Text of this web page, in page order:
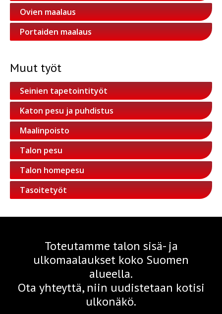
Ovien maalaus
Portaiden maalaus
Muut työt
Seinien tapetointityöt
Katon pesu ja puhdistus
Maalinpoisto
Talon pesu
Talon homepesu
Tasoitetyöt
Toteutamme talon sisä- ja
ulkomaalaukset koko Suomen
alueella.
Ota yhteyttä, niin uudistetaan kotisi
ulkonäkö.